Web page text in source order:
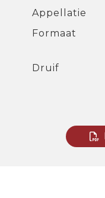
Appellatie
Formaat
Druif